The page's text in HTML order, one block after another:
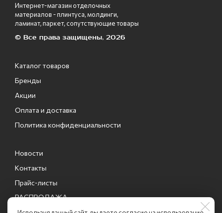
Интернет-магазин отделочных
материалов - плинтуса, молдинги,
ламинат, паркет, сопутствующие товары
© Все права защищены, 2026
Каталог товаров
Бренды
Акции
Оплата и доставка
Политика конфиденциальности
Новости
Контакты
Прайс-листы
РАСПРОДАЖА